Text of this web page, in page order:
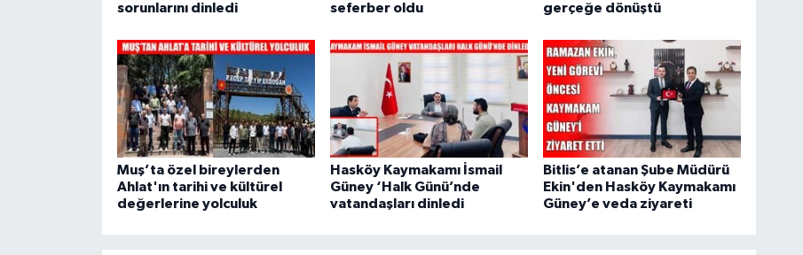
sorunlarını dinledi
seferber oldu
gerçeğe dönüştü
Muş’ta özel bireylerden
Ahlat'ın tarihi ve kültürel
değerlerine yolculuk
Hasköy Kaymakamı İsmail
Güney ‘Halk Günü’nde
vatandaşları dinledi
Bitlis’e atanan Şube Müdürü
Ekin'den Hasköy Kaymakamı
Güney’e veda ziyareti